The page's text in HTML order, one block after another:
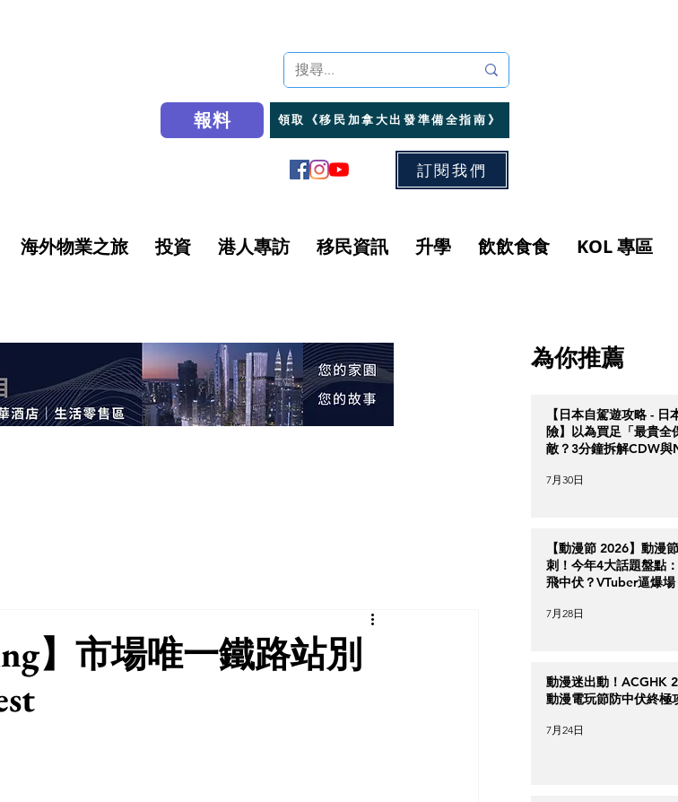
報料 領取《移民加拿大出發準備全指南》
訂閱我們
海外物業之旅 投資 港人專訪 移民資訊 升學 飲飲食食 KOL 專區
】市場唯一鐵路站別
為你推薦
【日本自駕遊攻略 - 日
險】以為買足「最貴全
敵？3分鐘拆解CDW與
7月30日
【動漫節 2026】動漫
刺！今年4大話題盤點
飛中伏？VTuber逼爆場
7月28日
動漫迷出動！ACGHK
動漫電玩節防中伏終極
7月24日